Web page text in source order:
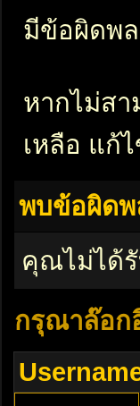
มีข้อผิดพ
หากไม่ส
เหลือ แก้
พบข้อผิดพ
คุณไม่ได้
กรุณาล๊อก